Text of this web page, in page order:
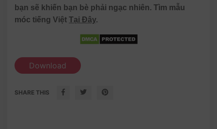
bạn sẽ khiến bạn bè phải ngạc nhiên. Tìm mẫu
móc tiếng Việt Tại Đây.
Download
SHARE THIS